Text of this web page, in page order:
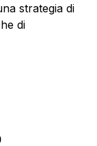
strategia di
di